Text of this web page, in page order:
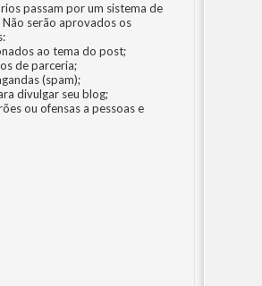
passam por um sistema de
serão aprovados os
ao tema do post;
de parceria;
(spam);
divulgar seu blog;
ou ofensas a pessoas e